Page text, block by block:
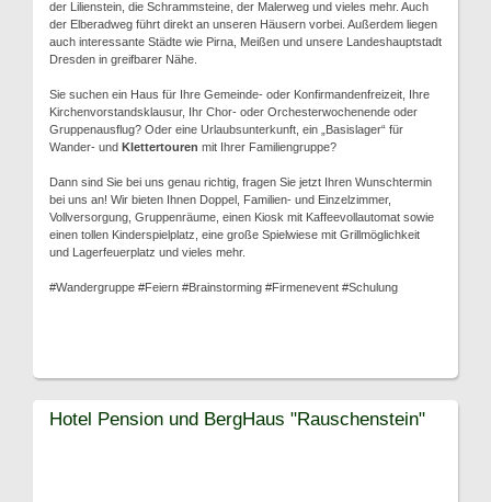
der Lilienstein, die Schrammsteine, der Malerweg und vieles mehr. Auch
der Elberadweg führt direkt an unseren Häusern vorbei. Außerdem liegen
auch interessante Städte wie Pirna, Meißen und unsere Landeshauptstadt
Dresden in greifbarer Nähe.
Sie suchen ein Haus für Ihre Gemeinde- oder Konfirmandenfreizeit, Ihre
Kirchenvorstandsklausur, Ihr Chor- oder Orchesterwochenende oder
Gruppenausflug? Oder eine Urlaubsunterkunft, ein „Basislager“ für
Wander- und Klettertouren mit Ihrer Familiengruppe?
Dann sind Sie bei uns genau richtig, fragen Sie jetzt Ihren Wunschtermin
bei uns an! Wir bieten Ihnen Doppel, Familien- und Einzelzimmer,
Vollversorgung, Gruppenräume, einen Kiosk mit Kaffeevollautomat sowie
einen tollen Kinderspielplatz, eine große Spielwiese mit Grillmöglichkeit
und Lagerfeuerplatz und vieles mehr.
#Wandergruppe #Feiern #Brainstorming #Firmenevent #Schulung
Hotel Pension und BergHaus "Rauschenstein"